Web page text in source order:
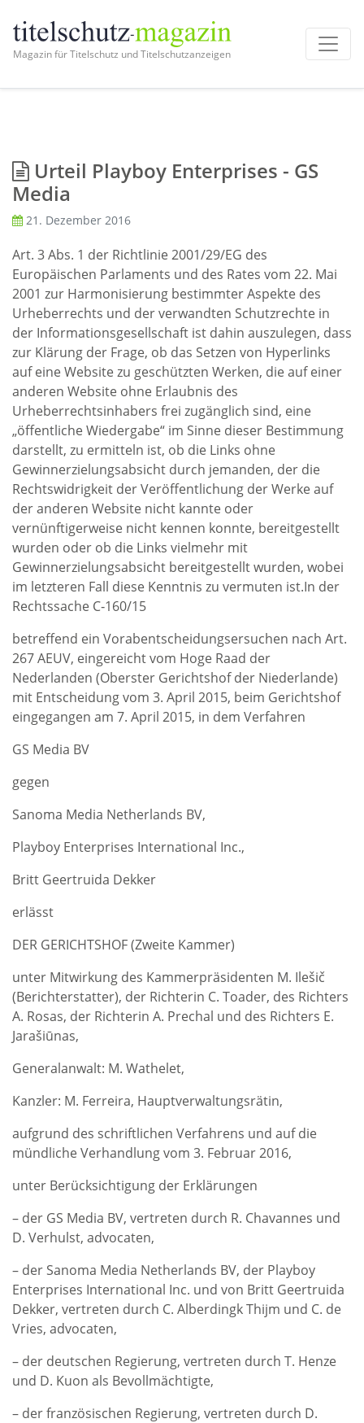
Magazin für Titelschutz und Titelschutzanzeigen
Urteil Playboy Enterprises - GS
Media
21. Dezember 2016
Art. 3 Abs. 1 der Richtlinie 2001/29/EG des
Europäischen Parlaments und des Rates vom 22. Mai
2001 zur Harmonisierung bestimmter Aspekte des
Urheberrechts und der verwandten Schutzrechte in
der Informationsgesellschaft ist dahin auszulegen, dass
zur Klärung der Frage, ob das Setzen von Hyperlinks
auf eine Website zu geschützten Werken, die auf einer
anderen Website ohne Erlaubnis des
Urheberrechtsinhabers frei zugänglich sind, eine
„öffentliche Wiedergabe“ im Sinne dieser Bestimmung
darstellt, zu ermitteln ist, ob die Links ohne
Gewinnerzielungsabsicht durch jemanden, der die
Rechtswidrigkeit der Veröffentlichung der Werke auf
der anderen Website nicht kannte oder
vernünftigerweise nicht kennen konnte, bereitgestellt
wurden oder ob die Links vielmehr mit
Gewinnerzielungsabsicht bereitgestellt wurden, wobei
im letzteren Fall diese Kenntnis zu vermuten ist.In der
Rechtssache C‑160/15
betreffend ein Vorabentscheidungsersuchen nach Art.
267 AEUV, eingereicht vom Hoge Raad der
Nederlanden (Oberster Gerichtshof der Niederlande)
mit Entscheidung vom 3. April 2015, beim Gerichtshof
eingegangen am 7. April 2015, in dem Verfahren
GS Media BV
gegen
Sanoma Media Netherlands BV,
Playboy Enterprises International Inc.,
Britt Geertruida Dekker
erlässt
DER GERICHTSHOF (Zweite Kammer)
unter Mitwirkung des Kammerpräsidenten M. Ilešič
(Berichterstatter), der Richterin C. Toader, des Richters
A. Rosas, der Richterin A. Prechal und des Richters E.
Jarašiūnas,
Generalanwalt: M. Wathelet,
Kanzler: M. Ferreira, Hauptverwaltungsrätin,
aufgrund des schriftlichen Verfahrens und auf die
mündliche Verhandlung vom 3. Februar 2016,
unter Berücksichtigung der Erklärungen
– der GS Media BV, vertreten durch R. Chavannes und
D. Verhulst, advocaten,
– der Sanoma Media Netherlands BV, der Playboy
Enterprises International Inc. und von Britt Geertruida
Dekker, vertreten durch C. Alberdingk Thijm und C. de
Vries, advocaten,
– der deutschen Regierung, vertreten durch T. Henze
und D. Kuon als Bevollmächtigte,
– der französischen Regierung, vertreten durch D.